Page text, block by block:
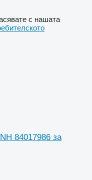
с нашата
84017986 за